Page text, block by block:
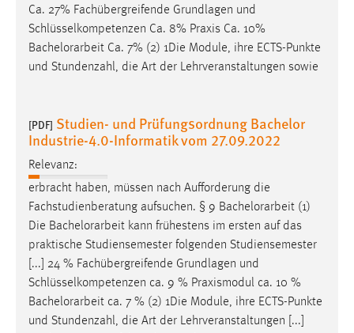
Ca. 27% Fachübergreifende Grundlagen und
Schlüsselkompetenzen Ca. 8% Praxis Ca. 10%
Bachelorarbeit Ca. 7% (2) 1Die Module, ihre ECTS-Punkte
und Stundenzahl, die Art der Lehrveranstaltungen sowie
[PDF] Studien- und Prüfungsordnung Bachelor
Industrie-4.0-Informatik vom 27.09.2022
Relevanz:
erbracht haben, müssen nach Aufforderung die
Fachstudienberatung aufsuchen. § 9 Bachelorarbeit (1)
Die Bachelorarbeit kann frühestens im ersten auf das
praktische Studiensemester folgenden Studiensemester
[...] 24 % Fachübergreifende Grundlagen und
Schlüsselkompetenzen ca. 9 % Praxismodul ca. 10 %
Bachelorarbeit ca. 7 % (2) 1Die Module, ihre ECTS-Punkte
und Stundenzahl, die Art der Lehrveranstaltungen [...]
verwendet, um personalisierte Werbung anzuzeigen.
Sie tun dies, indem sie Besucher über Websites
hinweg verfolgen.
_gcl_au
Anbieter:
Google Ireland Limited
Zweck:
Conversion-Tracking
Cookie Laufzeit:
3 Monate
Facebook Pixel